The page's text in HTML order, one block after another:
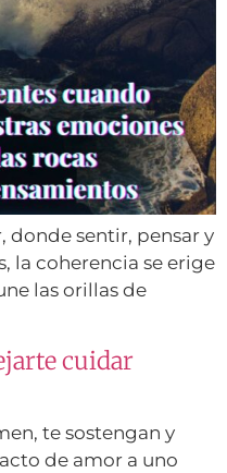
donde sentir, pensar y
la coherencia se erige
las orillas de
cuidar
te sostengan y
de amor a uno